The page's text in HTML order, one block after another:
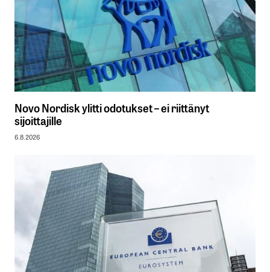
Novo Nordisk ylitti odotukset – ei riittänyt
sijoittajille
6.8.2026